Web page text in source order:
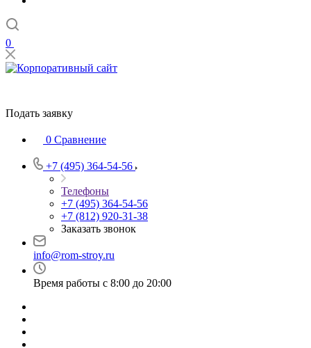
0
Подать заявку
0 Сравнение
+7 (495) 364-54-56
Телефоны
+7 (495) 364-54-56
+7 (812) 920-31-38
Заказать звонок
info@rom-stroy.ru
Время работы с 8:00 до 20:00